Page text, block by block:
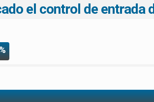
el control de entrada